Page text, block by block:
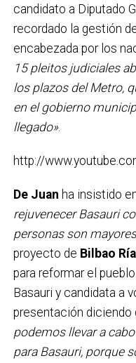
candidato a Diputado
recordado la gestión
encabezada por los
15 pleitos judiciales
los plazos del Metro,
en el gobierno
llegado».
http://
De Juan ha insistido
rejuvenecer Basauri
personas son
proyecto de Bilbao
para reformar el
Basauri y candidata a
presentación diciendo
podemos llevar a
para Basauri, porque